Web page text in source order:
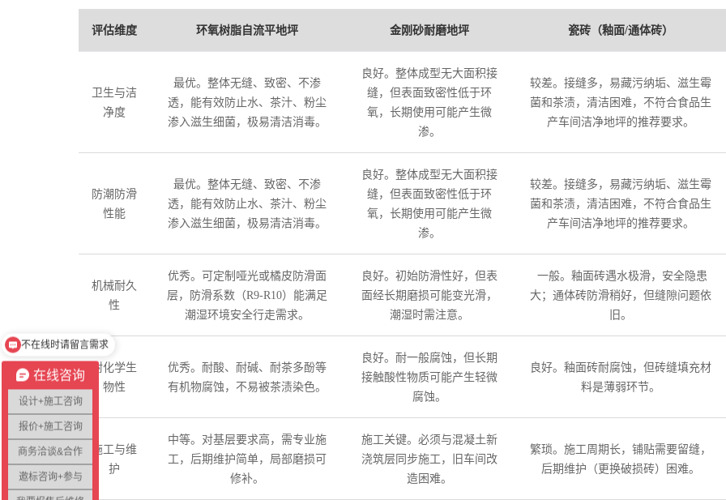
评估维度 环氧树脂自流平地坪 金刚砂耐磨地坪 瓷砖（釉面/通体砖）
卫生与洁
净度
最优。整体无缝、致密、不渗
透，能有效防止水、茶汁、粉尘
渗入滋生细菌，极易清洁消毒。
良好。整体成型无大面积接
缝，但表面致密性低于环
氧，长期使用可能产生微
渗。
较差。接缝多，易藏污纳垢、滋生霉
菌和茶渍，清洁困难，不符合食品生
产车间洁净地坪的推荐要求。
防潮防滑
性能
最优。整体无缝、致密、不渗
透，能有效防止水、茶汁、粉尘
渗入滋生细菌，极易清洁消毒。
良好。整体成型无大面积接
缝，但表面致密性低于环
氧，长期使用可能产生微
渗。
较差。接缝多，易藏污纳垢、滋生霉
菌和茶渍，清洁困难，不符合食品生
产车间洁净地坪的推荐要求。
机械耐久
性
优秀。可定制哑光或橘皮防滑面
层，防滑系数（R9-R10）能满足
潮湿环境安全行走需求。
良好。初始防滑性好，但表
面经长期磨损可能变光滑，
潮湿时需注意。
一般。釉面砖遇水极滑，安全隐患
大；通体砖防滑稍好，但缝隙问题依
旧。
耐化学生
物性
优秀。耐酸、耐碱、耐茶多酚等
有机物腐蚀，不易被茶渍染色。
良好。耐一般腐蚀，但长期
接触酸性物质可能产生轻微
腐蚀。
良好。釉面砖耐腐蚀，但砖缝填充材
料是薄弱环节。
施工与维
护
中等。对基层要求高，需专业施
工，后期维护简单，局部磨损可
修补。
施工关键。必须与混凝土新
浇筑层同步施工，旧车间改
造困难。
繁琐。施工周期长，铺贴需要留缝，
后期维护（更换破损砖）困难。
在线咨询
设计+施工咨询
报价+施工咨询
商务洽谈&合作
邀标咨询+参与
不在线时请留言需求